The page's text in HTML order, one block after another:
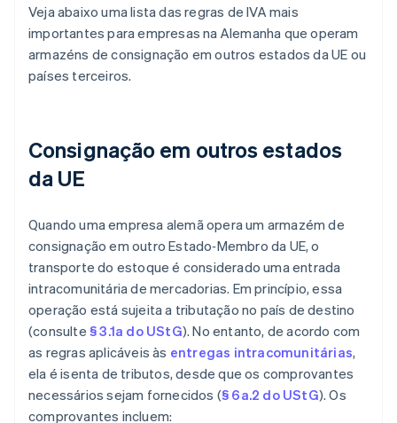
Veja abaixo uma lista das regras de IVA mais
importantes para empresas na Alemanha que operam
armazéns de consignação em outros estados da UE ou
países terceiros.
Consignação em outros estados
da UE
Quando uma empresa alemã opera um armazém de
consignação em outro Estado‑Membro da UE, o
transporte do estoque é considerado uma entrada
intracomunitária de mercadorias. Em princípio, essa
operação está sujeita a tributação no país de destino
(consulte § 3.1a do UStG). No entanto, de acordo com
as regras aplicáveis às entregas intracomunitárias,
ela é isenta de tributos, desde que os comprovantes
necessários sejam fornecidos (§ 6a.2 do UStG). Os
comprovantes incluem: